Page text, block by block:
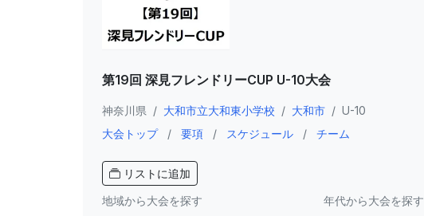
第19回 深見フレンドリーCUP U-10大会
神奈川県 / 大和市立大和東小学校 / 大和市 / U-10
大会トップ
/ 要項 / スケジュール / チーム
リストに追加
地域から大会を探す
年代から大会を探す